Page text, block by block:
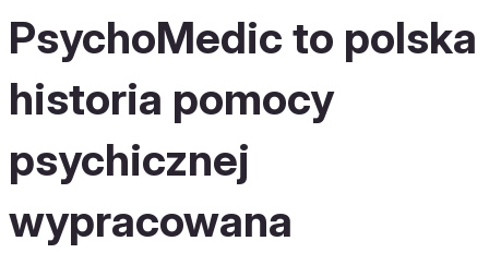
PsychoMedic to polska
historia pomocy
psychicznej
wypracowana